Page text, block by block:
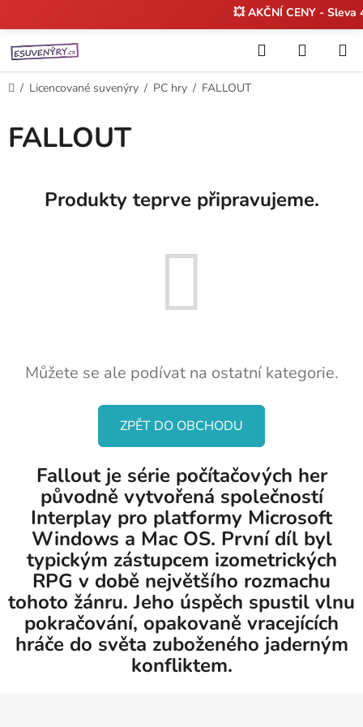
na
obsah
💥 AKČNÍ CENY - Sleva
Hledat
KOŠÍK
Domů
/ Licencované suvenýry / PC hry / FALLOUT
FALLOUT
Produkty teprve připravujeme.
Můžete se ale podívat na ostatní kategorie.
ZPĚT DO OBCHODU
Fallout je série počítačových her
původně vytvořená společností
Interplay pro platformy Microsoft
Windows a Mac OS. První díl byl
typickým zástupcem izometrických
RPG v době největšího rozmachu
tohoto žánru. Jeho úspěch spustil vlnu
pokračování, opakovaně vracejících
hráče do světa zuboženého jaderným
konfliktem.